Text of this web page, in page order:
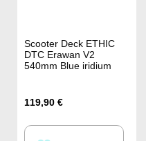
Scooter Deck ETHIC
DTC Erawan V2
540mm Blue iridium
119,90 €